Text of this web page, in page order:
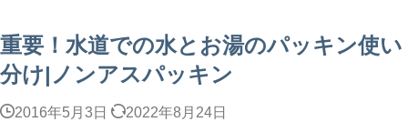
重要！水道での水とお湯のパッキン使い
分け|ノンアスパッキン
2016年5月3日 2022年8月24日